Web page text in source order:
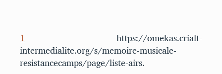
1 https://omekas.crialt-
intermedialite.org/s/memoire-musicale-
resistancecamps/page/liste-airs.